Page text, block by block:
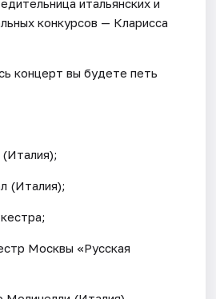
конкурсов — Кларисса
концерт вы будете петь
(Италия);
Москвы «Русская